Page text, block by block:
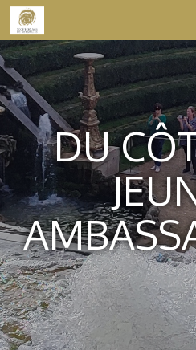
Skip to content
DU